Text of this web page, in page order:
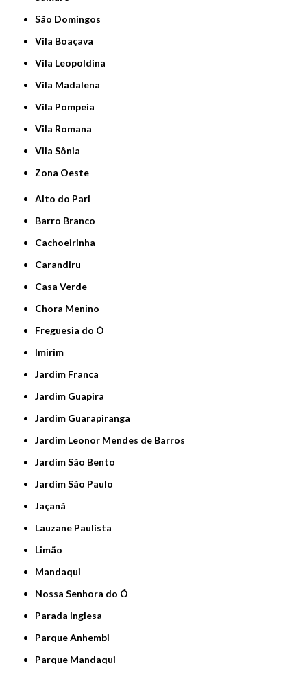
São Domingos
Vila Boaçava
Vila Leopoldina
Vila Madalena
Vila Pompeia
Vila Romana
Vila Sônia
Zona Oeste
Alto do Pari
Barro Branco
Cachoeirinha
Carandiru
Casa Verde
Chora Menino
Freguesia do Ó
Imirim
Jardim Franca
Jardim Guapira
Jardim Guarapiranga
Jardim Leonor Mendes de Barros
Jardim São Bento
Jardim São Paulo
Jaçanã
Lauzane Paulista
Limão
Mandaqui
Nossa Senhora do Ó
Parada Inglesa
Parque Anhembi
Parque Mandaqui